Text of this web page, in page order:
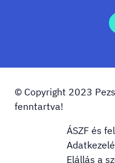
© Copyright 2023
fenntartva!
ÁSZF és
Elállás a